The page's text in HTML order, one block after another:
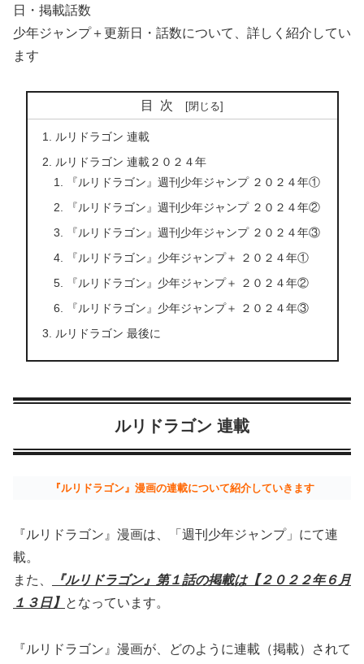
日・掲載話数
少年ジャンプ＋更新日・話数について、詳しく紹介してい
ます
目次
ルリドラゴン 連載
ルリドラゴン 連載２０２４年
『ルリドラゴン』週刊少年ジャンプ ２０２４年①
『ルリドラゴン』週刊少年ジャンプ ２０２４年②
『ルリドラゴン』週刊少年ジャンプ ２０２４年③
『ルリドラゴン』少年ジャンプ＋ ２０２４年①
『ルリドラゴン』少年ジャンプ＋ ２０２４年②
『ルリドラゴン』少年ジャンプ＋ ２０２４年③
ルリドラゴン 最後に
ルリドラゴン 連載
『ルリドラゴン』漫画の連載について紹介していきます
『ルリドラゴン』漫画は、「週刊少年ジャンプ」にて連
載。
また、
『ルリドラゴン』第１話の掲載は【２０２２年６月
１３日】 となっています。
『ルリドラゴン』漫画が、どのように連載（掲載）されて